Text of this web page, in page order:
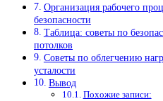
Организация рабочего
безопасности
Таблица: советы по
потолков
Советы по облегчению
усталости
Вывод
Похожие записи: